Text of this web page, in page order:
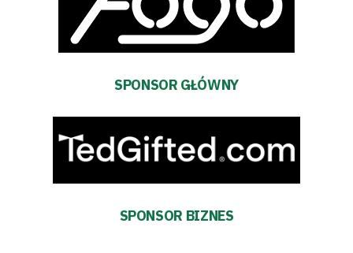
Trybuny
Polityka
SPONSOR GŁÓWNY
SPONSOR BIZNES